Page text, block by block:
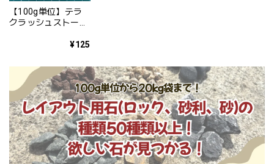
【100g単位】テラ
クラッシュストーン
味の茶色い細かい砂
水槽の砂利やテラリ
ウムの石、アメリカ
風な植物(アガベ)の
鉢植えの化粧砂利に
おすすめ
¥125